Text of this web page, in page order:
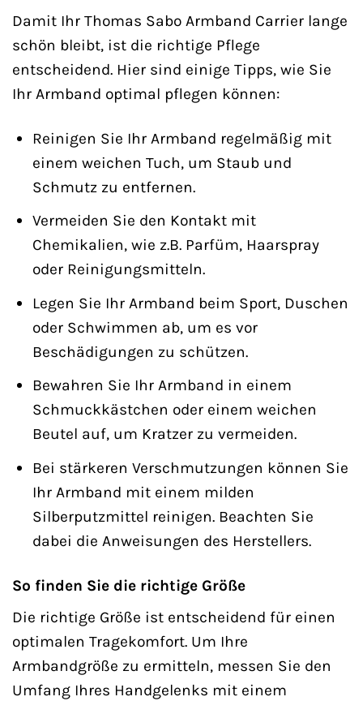
Damit Ihr Thomas Sabo Armband Carrier lange
schön bleibt, ist die richtige Pflege
entscheidend. Hier sind einige Tipps, wie Sie
Ihr Armband optimal pflegen können:
Reinigen Sie Ihr Armband regelmäßig mit
einem weichen Tuch, um Staub und
Schmutz zu entfernen.
Vermeiden Sie den Kontakt mit
Chemikalien, wie z.B. Parfüm, Haarspray
oder Reinigungsmitteln.
Legen Sie Ihr Armband beim Sport, Duschen
oder Schwimmen ab, um es vor
Beschädigungen zu schützen.
Bewahren Sie Ihr Armband in einem
Schmuckkästchen oder einem weichen
Beutel auf, um Kratzer zu vermeiden.
Bei stärkeren Verschmutzungen können Sie
Ihr Armband mit einem milden
Silberputzmittel reinigen. Beachten Sie
dabei die Anweisungen des Herstellers.
So finden Sie die richtige Größe
Die richtige Größe ist entscheidend für einen
optimalen Tragekomfort. Um Ihre
Armbandgröße zu ermitteln, messen Sie den
Umfang Ihres Handgelenks mit einem